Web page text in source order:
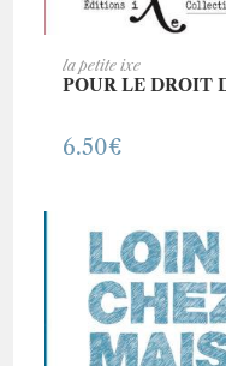
la petite ixe
POUR LE DROIT
6.50€